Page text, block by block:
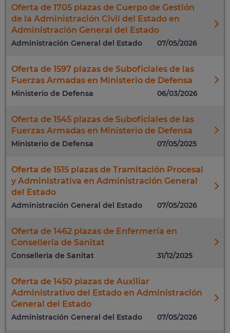
Oferta de 1705 plazas de Cuerpo de Gestión
de la Administración Civil del Estado en
Administración General del Estado
Administración General del Estado 07/05/2026
Oferta de 1597 plazas de Suboficiales de las
Fuerzas Armadas en Ministerio de Defensa
Ministerio de Defensa 06/03/2026
Oferta de 1545 plazas de Suboficiales de las
Fuerzas Armadas en Ministerio de Defensa
Ministerio de Defensa 07/05/2025
Oferta de 1515 plazas de Tramitación Procesal
y Administrativa en Administración General
del Estado
Administración General del Estado 07/05/2026
Oferta de 1462 plazas de Enfermería en
Conselleria de Sanitat
Conselleria de Sanitat 31/12/2025
Oferta de 1450 plazas de Auxiliar
Administrativo del Estado en Administración
General del Estado
Administración General del Estado 07/05/2026